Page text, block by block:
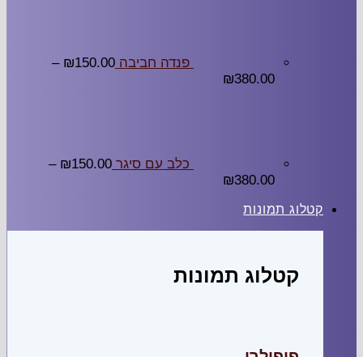
פנדה חביבה ₪150.00
–
₪380.00
כלב עם סיגר ₪150.00
–
₪380.00
קטלוג תמונות
קטלוג תמונות